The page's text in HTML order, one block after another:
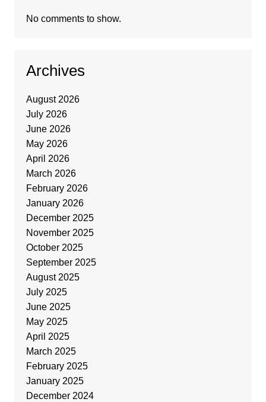
No comments to show.
Archives
August 2026
July 2026
June 2026
May 2026
April 2026
March 2026
February 2026
January 2026
December 2025
November 2025
October 2025
September 2025
August 2025
July 2025
June 2025
May 2025
April 2025
March 2025
February 2025
January 2025
December 2024